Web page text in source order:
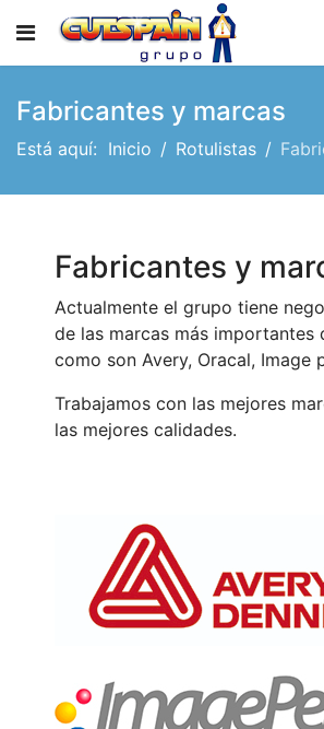
Fabricantes y marcas
Está aquí: Inicio Rotulistas
Fabricantes y
Actualmente el grupo tiene
de las marcas más importantes
como son Avery, Oracal, Image
Trabajamos con las mejores
las mejores calidades.